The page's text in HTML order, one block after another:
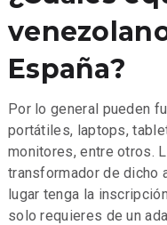
España?
Por lo general pueden
portátiles, laptops,
monitores, entre otros.
transformador de dicho
lugar tenga la
solo requieres de un